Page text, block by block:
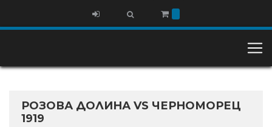
РОЗОВА ДОЛИНА VS ЧЕРНОМОРЕЦ
1919